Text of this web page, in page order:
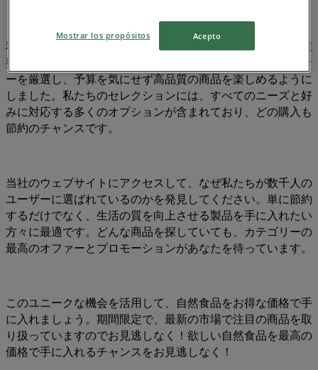
私たちは購入時に最大限にお得を実感していただくことの重
要性を理解しています。そのため、自然食品の様々なオファ
ーを厳選し、予算を気にせず高品質の商品を楽しめるように
しました。私たちのセレクションには、すべてのニーズと好
みに対応する多くのオプションが含まれており、どの購入も
節約のチャンスです。
当社のウェブサイトにアクセスして、なぜ私たちが数千人の
ユーザーに選ばれているのかを発見してください。単に節約
するだけでなく、生活の質を向上させる製品を手に入れたい
方々に最適です。どんな商品を探していても、カテゴリーの
最高のオファーとプロモーションがあなたを待っています。
このユニークな機会を活用して、自然食品をお得な価格で手
に入れましょう。期間限定で、最新の市場で注目の商品を取
り扱っていますのでお見逃しなく！欲しい自然食品を最高の
価格で手に入れるチャンスをお見逃しなく！
Mostrar los propósitos Acepto